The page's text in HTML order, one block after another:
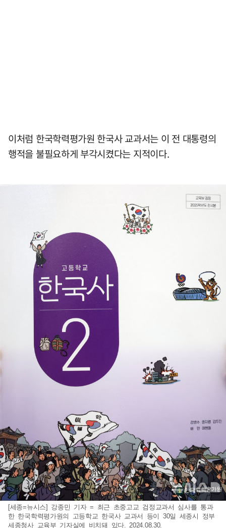
이처럼 한국학력평가원 한국사 교과서는 이 전 대통령의
행적을 불필요하게 부각시켰다는 지적이다.
[세종=뉴시스] 강종민 기자 = 최근 초중고교 검정교과서 심사를 통과
한 한국학력평가원의 고등학교 한국사 교과서 등이 30일 세종시 정부
세종청사 교육부 기자실에 비치돼 있다. 2024.08.30.